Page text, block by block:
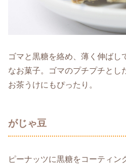
ゴマと黒糖を絡め、薄く伸ばし
なお菓子。ゴマのプチプチとし
お茶うけにもぴったり。
がじゃ豆
ピーナッツに黒糖をコーティン